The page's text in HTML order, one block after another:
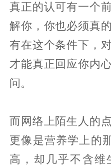
真正的认可有一个
解你，你也必须真
有在这个条件下，
才能真正回应你内
问。
而网络上陌生人的
更像是营养学上的
高，却几乎不含维